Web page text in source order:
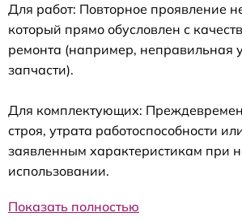
Для работ: Повторное проявление
который прямо обусловлен с
ремонта (например, неправильная
запчасти).
Для комплектующих:
строя, утрата работоспособности
заявленным характеристикам при
использовании.
Показать полностью